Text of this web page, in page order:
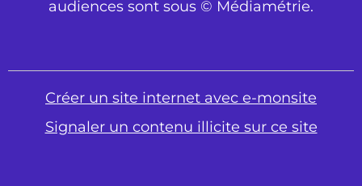
audiences sont sous © Médiamétrie.
Créer un site internet avec e-monsite
Signaler un contenu illicite sur ce site